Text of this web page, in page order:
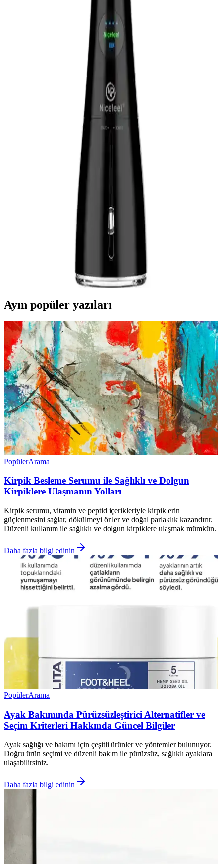
Colgate Triple Action Extra White Diş Macunu ile
Güçlü ve Parlak Gülüşler İçin En İyi Seçenek
Colgate Triple Action Extra White, dişleri beyazlatır, plakları azaltır
ve ağız sağlığını destekler. Günlük kullanımda parlak ve sağlıklı bir
gülüş sağlar, ağız kokusunu önler ve diş eti sağlığını korur.
Listerine Advanced White Hafif Tat Ağız Bakım
Suyu: Dişleri Güçlendiren ve Ferahlatıcı Etki
Listerine Advanced White Hafif Tat Ağız Bakım Suyu, dişleri
güçlendirmeye yardımcı olup, hafif nane aromasıyla ferah bir
deneyim sunar. Günlük kullanımla ağız hijyeninizi koruyun ve
Nivoshe Premium Ağız Kokusu Önleyici Sprey:
Günlük Kullanım İçin Ferahlatıcı ve Güvenilir
Nivoshe Premium spreyi, doğal içerikleriyle ağız kokusunu etkili ve
kalıcı şekilde giderir, günlük ferahlık ve hijyen sağlar, pratik
NPO Nicefeel FC1596: Gelişmiş, Taşınabilir ve Çok
Fonksiyonlu Ağız Bakım Cihazı
NPO Nicefeel FC1596, şık tasarımı, çok yönlü uygulamaları ve
Ayın popüler yazıları
PopülerArama
Kirpik Besleme Serumu ile Sağlıklı ve Dolgun
Kirpiklere Ulaşmanın Yolları
Kirpik serumu, vitamin ve peptid içerikleriyle kirpiklerin
güçlenmesini sağlar, dökülmeyi önler ve doğal parlaklık kazandırır.
Düzenli kullanım ile sağlıklı ve dolgun kirpiklere ulaşmak mümkün.
Daha fazla bilgi edinin
PopülerArama
Ayak Bakımında Pürüzsüzleştirici Alternatifler ve
Seçim Kriterleri Hakkında Güncel Bilgiler
Ayak sağlığı ve bakımı için çeşitli ürünler ve yöntemler bulunuyor.
Doğru ürün seçimi ve düzenli bakım ile pürüzsüz, sağlıklı ayaklara
ulaşabilirsiniz.
Daha fazla bilgi edinin